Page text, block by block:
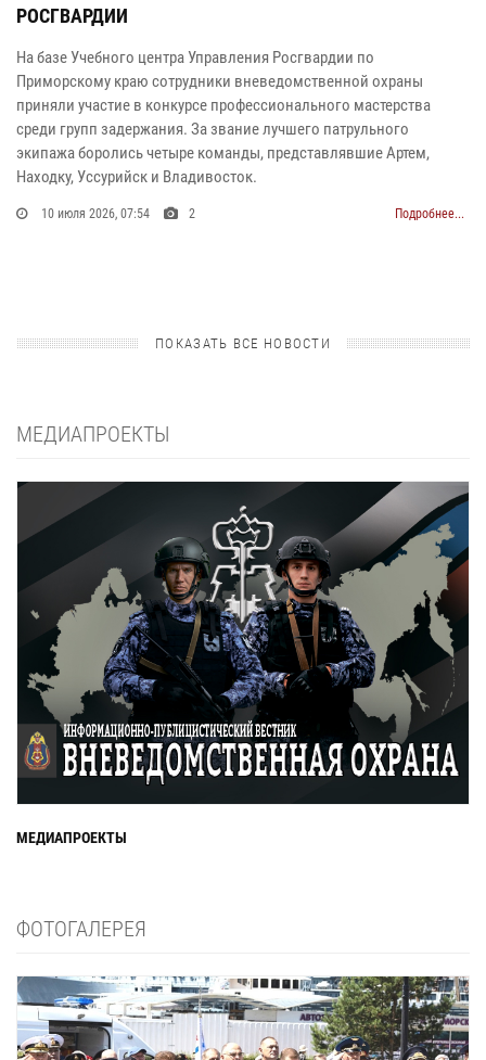
РОСГВАРДИИ
На базе Учебного центра Управления Росгвардии по
Приморскому краю сотрудники вневедомственной охраны
приняли участие в конкурсе профессионального мастерства
среди групп задержания. За звание лучшего патрульного
экипажа боролись четыре команды, представлявшие Артем,
Находку, Уссурийск и Владивосток.
10 июля 2026, 07:54 2 Подробнее...
ПОКАЗАТЬ ВСЕ НОВОСТИ
МЕДИАПРОЕКТЫ
МЕДИАПРОЕКТЫ
ФОТОГАЛЕРЕЯ